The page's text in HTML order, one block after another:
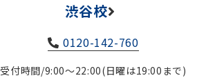
渋谷校
0120-142-760
受付時間/9:00～22:00(日曜は19:00まで)